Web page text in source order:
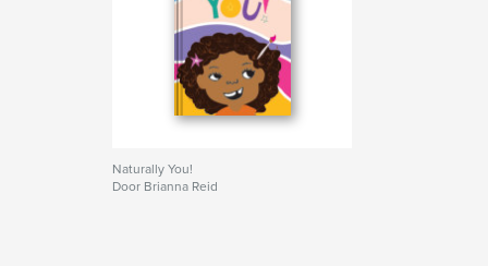
Naturally You!
Door Brianna Reid